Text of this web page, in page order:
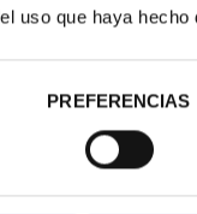
uso que haya
PREFERENCIAS